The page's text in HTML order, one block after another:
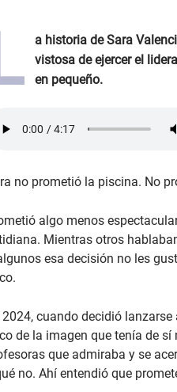
L
a historia de Sara
vistosa de ejercer el
en pequeño.
no prometió la piscina. No
algo menos
Mientras otros
esa decisión no les
2024, cuando decidió
de la imagen que tenía de
que admiraba y se
no. Ahí entendió que